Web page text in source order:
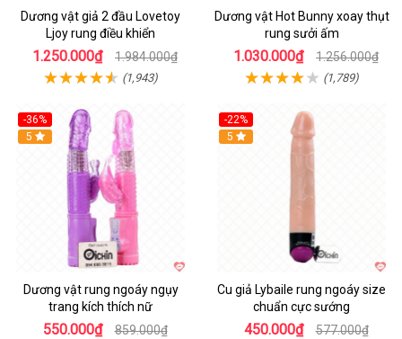
Dương vật giả 2 đầu Lovetoy
Ljoy rung điều khiển
1.250.000₫ 1.984.000₫
(1,943)
Dương vật Hot Bunny xoay thụt
rung sưởi ấm
1.030.000₫ 1.256.000₫
(1,789)
-36%
Hot
5
Dương vật rung ngoáy ngụy
trang kích thích nữ
550.000₫ 859.000₫
-22%
Hot
5
Cu giả Lybaile rung ngoáy size
chuẩn cực sướng
450.000₫ 577.000₫